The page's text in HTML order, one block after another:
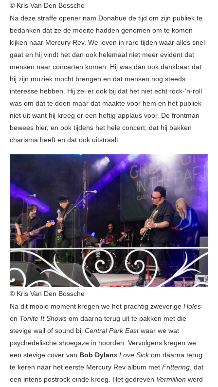
© Kris Van Den Bossche
Na deze straffe opener nam Donahue de tijd om zijn publiek te
bedanken dat ze de moeite hadden genomen om te komen
kijken naar Mercury Rev. We leven in rare tijden waar alles snel
gaat en hij vindt het dan ook helemaal niet meer evident dat
mensen naar concerten komen. Hij was dan ook dankbaar dat
hij zijn muziek mocht brengen en dat mensen nog steeds
interesse hebben. Hij zei er ook bij dat het niet echt rock-‘n-roll
was om dat te doen maar dat maakte voor hem en het publiek
niet uit want hij kreeg er een heftig applaus voor. De frontman
bewees hier, en ook tijdens het hele concert, dat hij bakken
charisma heeft en dat ook uitstraalt.
© Kris Van Den Bossche
Na dit mooie moment kregen we het prachtig zweverige Holes
en Tonite It Shows om daarna terug uit te pakken met die
stevige wall of sound bij Central Park Eastwaar we wat
psychedelische shoegaze in hoorden. Vervolgens kregen we
een stevige cover van Bob Dylans Love Sickom daarna terug
te keren naar het eerste Mercury Rev album met Frittering, dat
een intens postrock einde kreeg. Het gedreven Vermillion werd